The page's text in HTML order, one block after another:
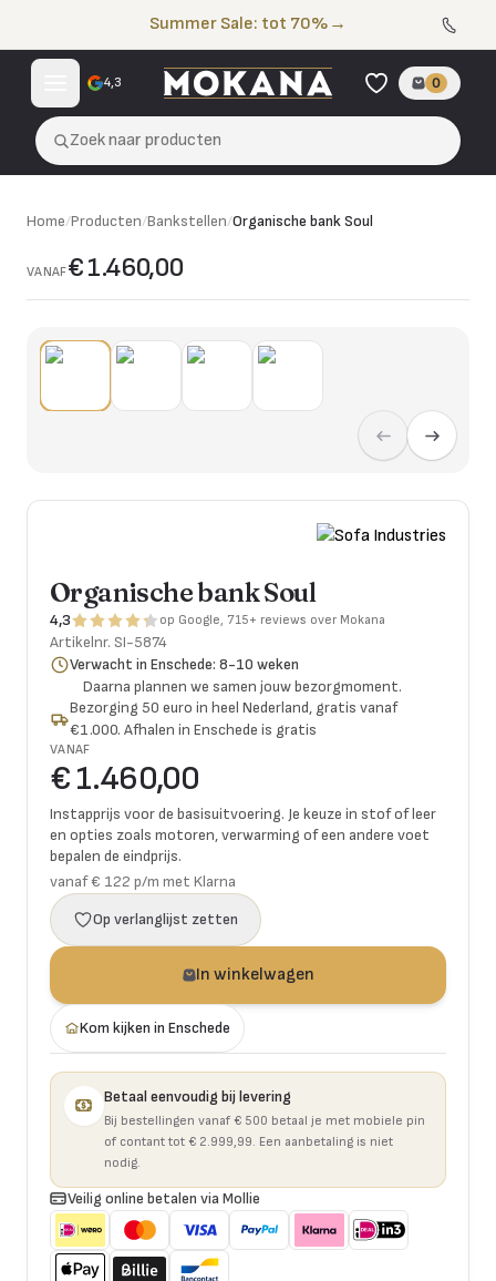
Summer Sale: tot 70% →
4,3 0
Zoek naar producten
Home/Producten/Bankstellen/Organische bank Soul
VANAF€ 1.460,00
Organische bank Soul
4,3 op Google, 715+ reviews over Mokana
Artikelnr. SI-5874
Verwacht in Enschede: 8-10 weken
Daarna plannen we samen jouw bezorgmoment.
Bezorging 50 euro in heel Nederland, gratis vanaf
€1.000. Afhalen in Enschede is gratis
VANAF
€ 1.460,00
Instapprijs voor de basisuitvoering. Je keuze in stof of leer
en opties zoals motoren, verwarming of een andere voet
bepalen de eindprijs.
vanaf € 122 p/m met Klarna
Op verlanglijst zetten
In winkelwagen
Kom kijken in Enschede
Betaal eenvoudig bij levering
Bij bestellingen vanaf € 500 betaal je met mobiele pin
of contant tot € 2.999,99. Een aanbetaling is niet
nodig.
Veilig online betalen via Mollie